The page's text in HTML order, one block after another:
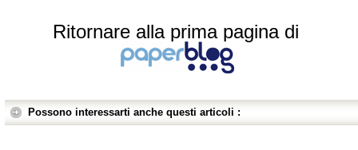
Ritornare alla prima pagina di
Possono interessarti anche questi articoli :